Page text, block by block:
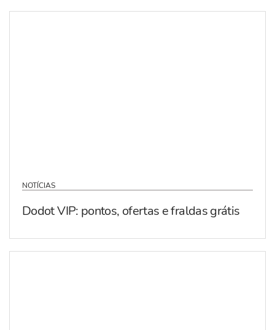
NOTÍCIAS
Dodot VIP: pontos, ofertas e fraldas grátis